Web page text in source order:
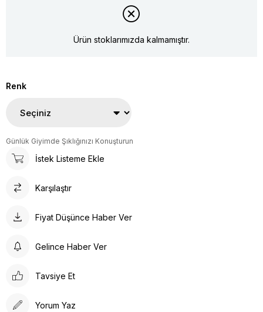
Ürün stoklarımızda kalmamıştır.
Renk
Günlük Giyimde Şıklığınızı Konuşturun
İstek Listeme Ekle
Karşılaştır
Fiyat Düşünce Haber Ver
Gelince Haber Ver
Tavsiye Et
Yorum Yaz